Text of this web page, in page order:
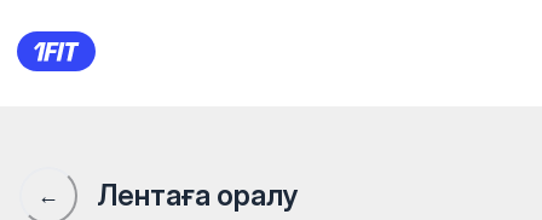
SUNSHINE ЖК Арман — Yoga
← Лентаға оралу